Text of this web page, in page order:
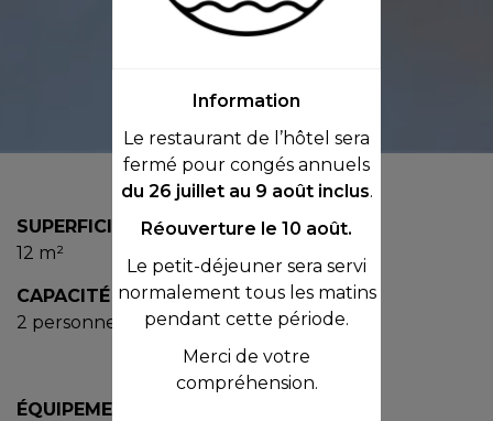
SUPERFICIE
12 m²
LITERIE
CAPACITÉ
2 personnes
ÉQUIPEMENTS
Information
Le restaurant de l’hôtel sera
fermé pour congés annuels
du 26 juillet au 9 août inclus.
Réouverture le 10 août.
Le petit-déjeuner sera servi
normalement tous les matins
pendant cette période.
Merci de votre
compréhension.